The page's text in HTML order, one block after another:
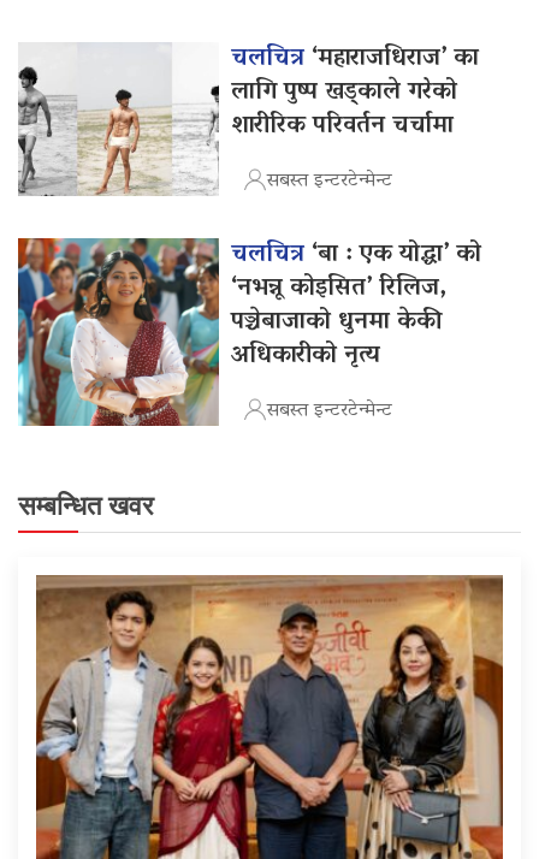
चलचित्र‘महाराजधिराज’ का
लागि पुष्प खड्काले गरेको
शारीरिक परिवर्तन चर्चामा
सबस्त इन्टरटेन्मेन्ट
चलचित्र‘बा : एक योद्धा’ को
‘नभन्नू कोइसित’ रिलिज,
पञ्चेबाजाको धुनमा केकी
अधिकारीको नृत्य
सबस्त इन्टरटेन्मेन्ट
सम्बन्धित खवर